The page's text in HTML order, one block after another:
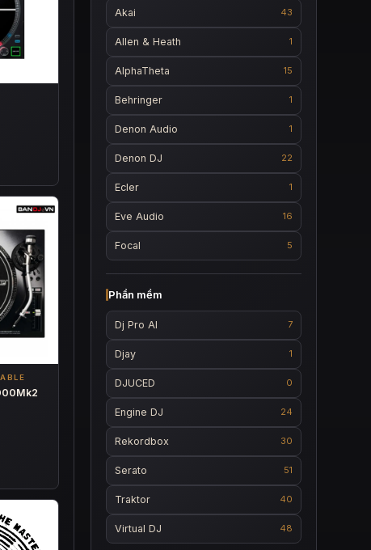
Akai 43
Allen & Heath 1
AlphaTheta 15
Behringer 1
Denon Audio 1
Denon DJ 22
Ecler 1
Eve Audio 16
Focal 5
Phần mềm
Dj Pro AI 7
Djay 1
DJUCED 0
Engine DJ 24
Rekordbox 30
Serato 51
Traktor 40
Virtual DJ 48